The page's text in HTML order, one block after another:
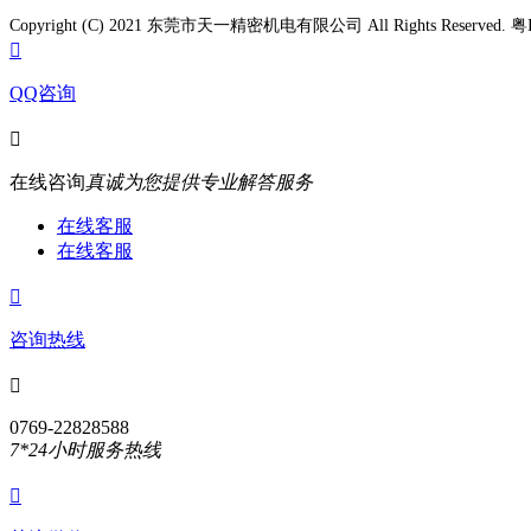
Copyright (C) 2021 东莞市天一精密机电有限公司 All Rights Reserved. 粤

QQ咨询

在线咨询真诚为您提供专业解答服务
在线客服
在线客服

咨询热线

0769-22828588
7*24小时服务热线
